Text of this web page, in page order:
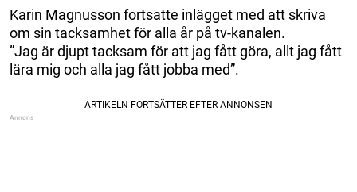
Karin Magnusson fortsatte inlägget med att skriva
om sin tacksamhet för alla år på tv-kanalen.
”Jag är djupt tacksam för att jag fått göra, allt jag fått
lära mig och alla jag fått jobba med”.